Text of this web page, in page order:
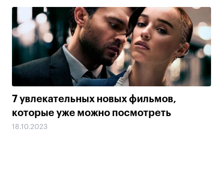
7 увлекательных новых фильмов,
которые уже можно посмотреть
18.10.2023